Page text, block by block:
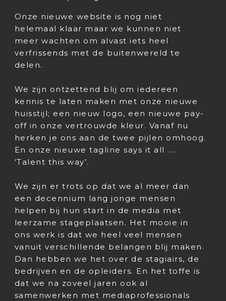
Onze nieuwe website is nog niet
helemaal klaar maar we kunnen niet
meer wachten om alvast iets heel
verfrissends met de buitenwereld te
delen.
We zijn ontzettend blij om iedereen
kennis te laten maken met onze nieuwe
huisstijl; een nieuw logo, een nieuwe pay-
off in onze vertrouwde kleur. Vanaf nu
herken je ons aan de twee pijlen omhoog.
En onze nieuwe tagline says it all ….
‘Talent this way’.
We zijn er trots op dat we al meer dan
een decennium lang jonge mensen
helpen bij hun start in de media met
leerzame stageplaatsen. Het mooie in
ons werk is dat we heel veel mensen
vanuit verschillende belangen blij maken.
Dan hebben we het over de stagiairs, de
bedrijven en de opleiders. En het toffe is
dat we na zoveel jaren ook al
samenwerken met mediaprofessionals